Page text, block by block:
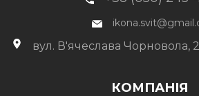
КОМПАНІЯ
вул. В'ячеслава Чорновола,